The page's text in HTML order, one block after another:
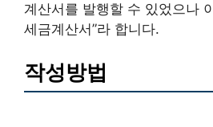
계산서를 발행할 수 있었으나
세금계산서”라 합니다.
작성방법